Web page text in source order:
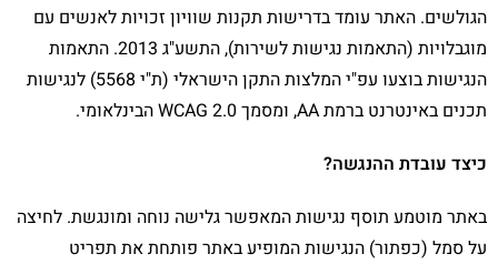
הגולשים. האתר עומד בדרישות תקנות שוויון זכויות לאנשים עם
מוגבלויות (התאמות נגישות לשירות), התשע"ג 2013. התאמות
הנגישות בוצעו עפ"י המלצות התקן הישראלי (ת"י 5568) לנגישות
תכנים באינטרנט ברמת AA, ומסמך WCAG 2.0 הבינלאומי.
כיצד עובדת ההנגשה?
באתר מוטמע תוסף נגישות המאפשר גלישה נוחה ומונגשת. לחיצה
על סמל (כפתור) הנגישות המופיע באתר פותחת את תפריט